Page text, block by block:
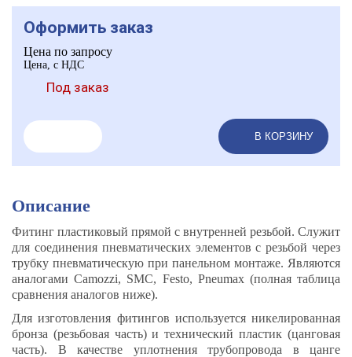
Оформить заказ
Цена по запросу
Цена, с НДС
Под заказ
В КОРЗИНУ
Описание
Фитинг пластиковый прямой с внутренней резьбой. Служит
для соединения пневматических элементов с резьбой через
трубку пневматическую при панельном монтаже. Являются
аналогами Camozzi, SMC, Festo, Pneumax (полная таблица
сравнения аналогов ниже).
Для изготовления фитингов используется никелированная
бронза (резьбовая часть) и технический пластик (цанговая
часть). В качестве уплотнения трубопровода в цанге